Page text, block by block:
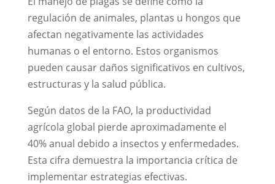
regulación de animales, plantas u hongos que
afectan negativamente las actividades
humanas o el entorno. Estos organismos
pueden causar daños significativos en cultivos,
estructuras y la salud pública.
Según datos de la FAO, la productividad
agrícola global pierde aproximadamente el
40% anual debido a insectos y enfermedades.
Esta cifra demuestra la importancia crítica de
implementar estrategias efectivas.